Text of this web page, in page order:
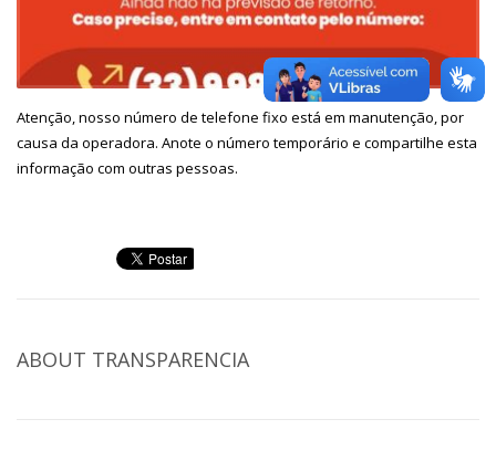
Atenção, nosso número de telefone fixo está em manutenção, por
causa da operadora. Anote o número temporário e compartilhe esta
informação com outras pessoas.
ABOUT TRANSPARENCIA